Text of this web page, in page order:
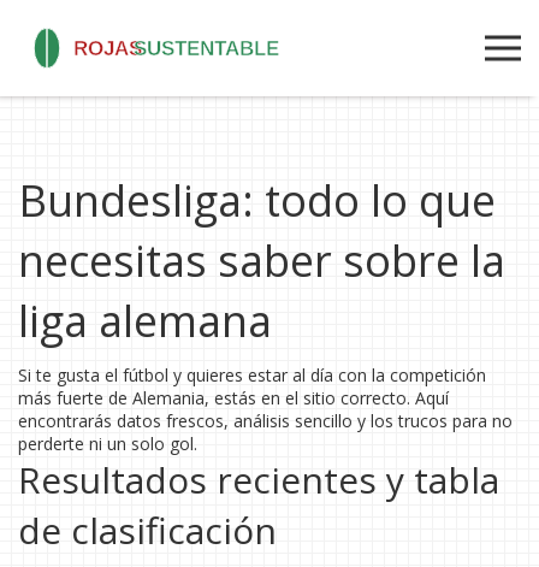
Bundesliga: todo lo que
necesitas saber sobre la
liga alemana
Si te gusta el fútbol y quieres estar al día con la competición
más fuerte de Alemania, estás en el sitio correcto. Aquí
encontrarás datos frescos, análisis sencillo y los trucos para no
perderte ni un solo gol.
Resultados recientes y tabla
de clasificación